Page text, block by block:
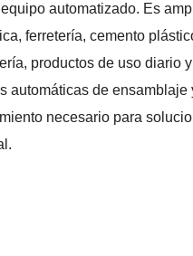
automatizado. Es
ferretería, cemento
productos de uso diario
automáticas de ensamblaje
necesario para